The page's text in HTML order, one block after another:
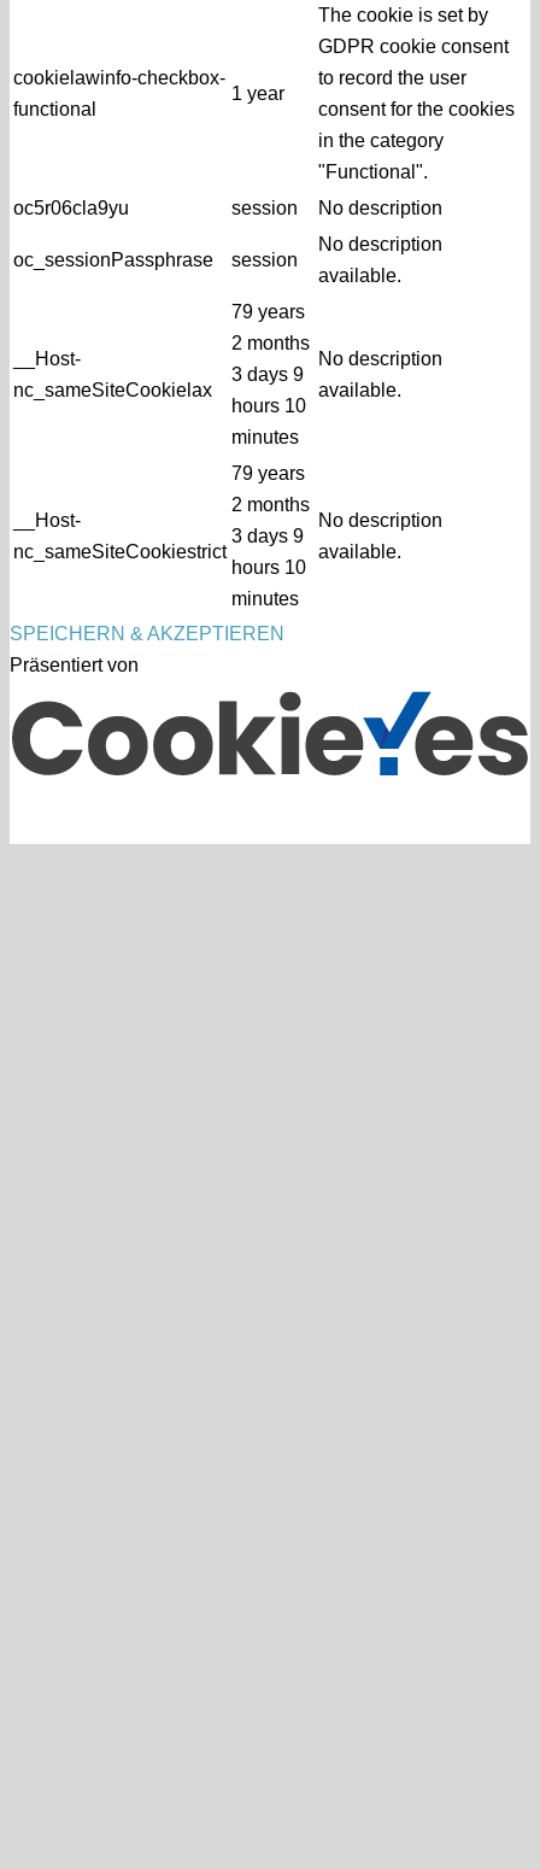
cookielawinfo-checkbox-
functional
1 year
The cookie is set by
GDPR cookie consent
to record the user
consent for the cookies
in the category
"Functional".
oc5r06cla9yu
session No description
oc_sessionPassphrase session
No description
available.
__Host-
nc_sameSiteCookielax
79 years
2 months
3 days 9
hours 10
minutes
No description
available.
__Host-
nc_sameSiteCookiestrict
79 years
2 months
3 days 9
hours 10
minutes
No description
available.
SPEICHERN & AKZEPTIEREN
Präsentiert von